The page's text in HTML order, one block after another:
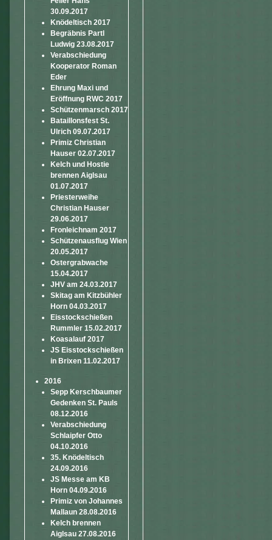
30.09.2017
Knödeltisch 2017
Begräbnis Partl
Ludwig 23.08.2017
Verabschiedung
Kooperator Roman
Eder
Ehrung Maxi und
Eröffnung RWC 2017
Schützenmarsch 2017
Bataillonsfest St.
Ulrich 09.07.2017
Primiz Christian
Hauser 02.07.2017
Kelch und Hostie
brennen Aiglsau
01.07.2017
Priesterweihe
Christian Hauser
29.06.2017
Fronleichnam 2017
Schützenausflug Wien
20.05.2017
Ostergrabwache
15.04.2017
JHV am 24.03.2017
Skitag am Kitzbühler
Horn 04.03.2017
Eisstockschießen
Rummler 15.02.2017
Koasalauf 2017
JS Eisstockschießen
in Brixen 11.02.2017
2016
Sepp Kerschbaumer
Gedenken St. Pauls
08.12.2016
Verabschiedung
Schlaipfer Otto
04.10.2016
35. Knödeltisch
24.09.2016
JS Messe am KB
Horn 04.09.2016
Primiz von Johannes
Mallaun 28.08.2016
Kelch brennen
Aiglsau 27.08.2016